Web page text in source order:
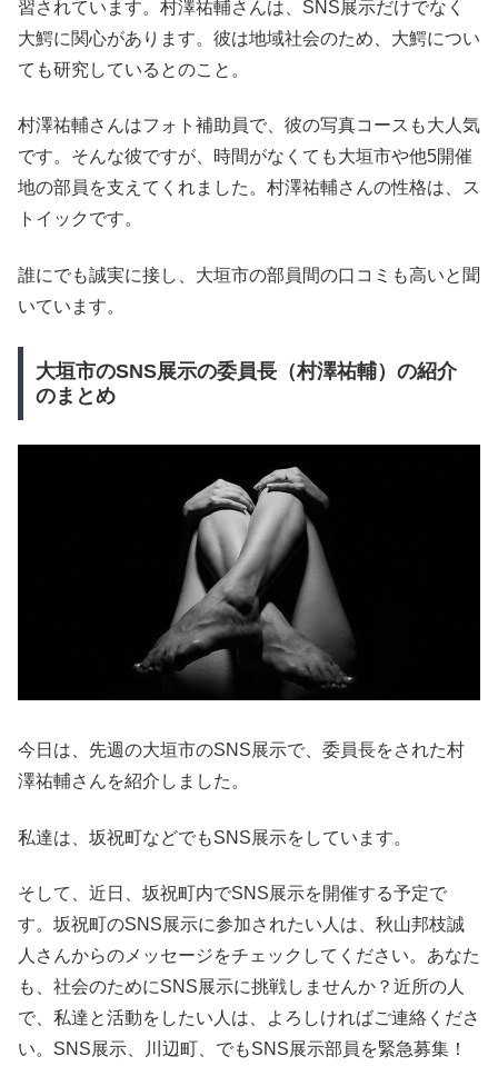
習されています。村澤祐輔さんは、SNS展示だけでなく
大鰐に関心があります。彼は地域社会のため、大鰐につい
ても研究しているとのこと。
村澤祐輔さんはフォト補助員で、彼の写真コースも大人気
です。そんな彼ですが、時間がなくても大垣市や他5開催
地の部員を支えてくれました。村澤祐輔さんの性格は、ス
トイックです。
誰にでも誠実に接し、大垣市の部員間の口コミも高いと聞
いています。
大垣市のSNS展示の委員長（村澤祐輔）の紹介
のまとめ
今日は、先週の大垣市のSNS展示で、委員長をされた村
澤祐輔さんを紹介しました。
私達は、坂祝町などでもSNS展示をしています。
そして、近日、坂祝町内でSNS展示を開催する予定で
す。坂祝町のSNS展示に参加されたい人は、秋山邦枝誠
人さんからのメッセージをチェックしてください。あなた
も、社会のためにSNS展示に挑戦しませんか？近所の人
で、私達と活動をしたい人は、よろしければご連絡くださ
い。SNS展示、川辺町、でもSNS展示部員を緊急募集！